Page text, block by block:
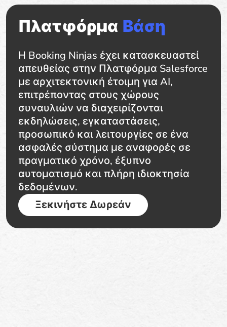
Πλατφόρμα Βάση
Η Booking Ninjas έχει κατασκευαστεί
απευθείας στην Πλατφόρμα Salesforce
με αρχιτεκτονική έτοιμη για AI,
επιτρέποντας στους χώρους
συναυλιών να διαχειρίζονται
εκδηλώσεις, εγκαταστάσεις,
προσωπικό και λειτουργίες σε ένα
ασφαλές σύστημα με αναφορές σε
πραγματικό χρόνο, έξυπνο
αυτοματισμό και πλήρη ιδιοκτησία
δεδομένων.
Ξεκινήστε Δωρεάν